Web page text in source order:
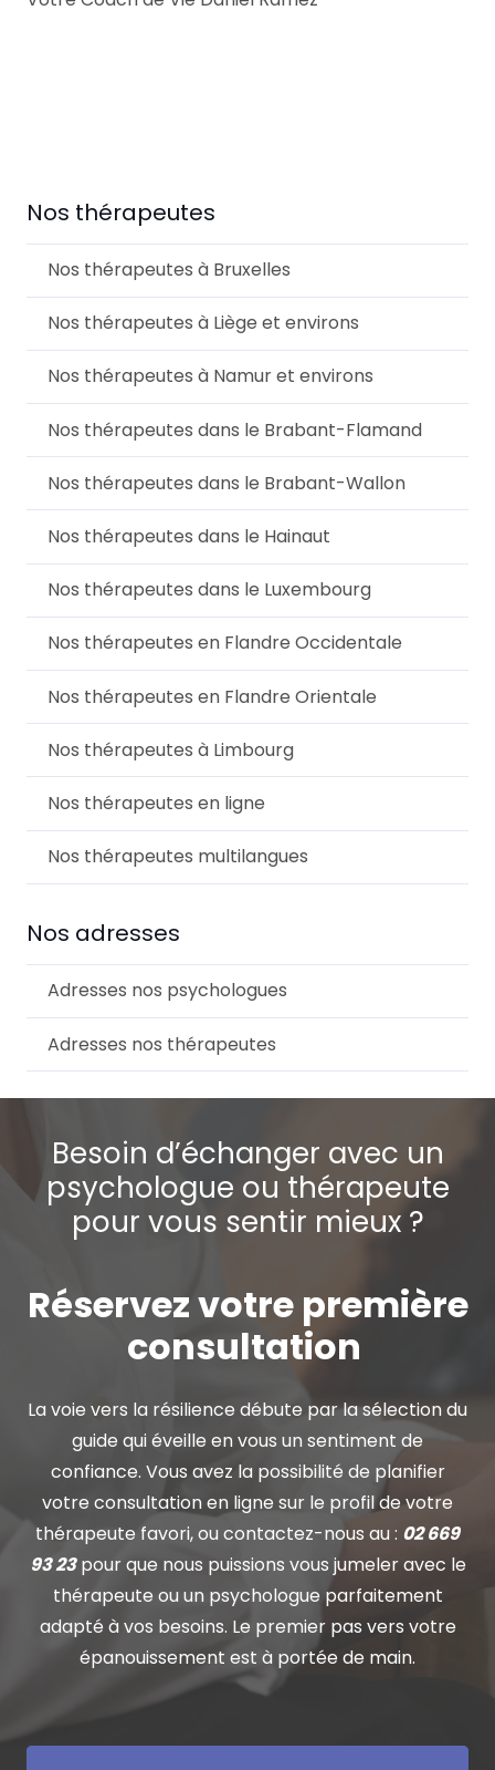
Nos thérapeutes
Nos thérapeutes à Bruxelles
Nos thérapeutes à Liège et environs
Nos thérapeutes à Namur et environs
Nos thérapeutes dans le Brabant-Flamand
Nos thérapeutes dans le Brabant-Wallon
Nos thérapeutes dans le Hainaut
Nos thérapeutes dans le Luxembourg
Nos thérapeutes en Flandre Occidentale
Nos thérapeutes en Flandre Orientale
Nos thérapeutes à Limbourg
Nos thérapeutes en ligne
Nos thérapeutes multilangues
Nos adresses
Adresses nos psychologues
Adresses nos thérapeutes
Besoin d’échanger avec un
psychologue ou thérapeute
pour vous sentir mieux ?
Réservez votre première
consultation
La voie vers la résilience débute par la sélection du
guide qui éveille en vous un sentiment de
confiance. Vous avez la possibilité de planifier
votre consultation en ligne sur le profil de votre
thérapeute favori, ou contactez-nous au : 02 669
93 23pour que nous puissions vous jumeler avec le
thérapeute ou un psychologue parfaitement
adapté à vos besoins. Le premier pas vers votre
épanouissement est à portée de main.